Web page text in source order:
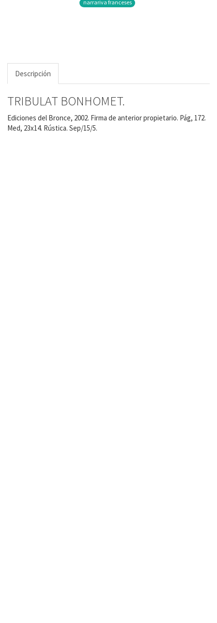
narrariva franceses
Descripción
TRIBULAT BONHOMET.
Ediciones del Bronce, 2002. Firma de anterior propietario. Pág, 172.
Med, 23x14. Rústica. Sep/15/5.